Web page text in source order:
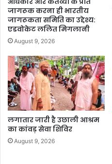
जागरूक करना ही भारतीय
जागरूकता समिति का उद्देश्य:
एडवोकेट ललित मिगलानी
August 9, 2026
लगातार जारी है उछाली आश्रम
का कांवड़ सेवा शिविर
August 9, 2026